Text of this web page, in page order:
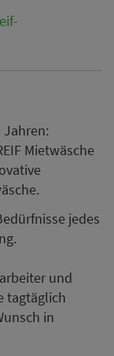
Jahren:
Mietwäsche
jedes
und
tagtäglich
in